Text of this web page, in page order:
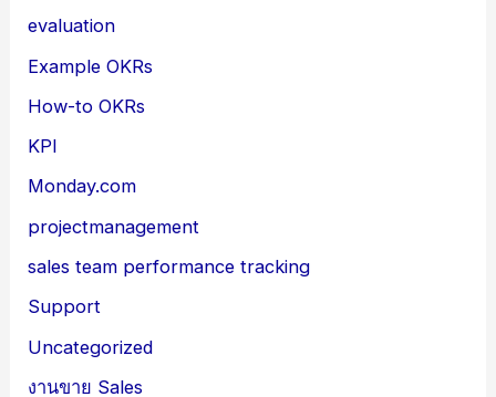
evaluation
Example OKRs
How-to OKRs
KPI
Monday.com
projectmanagement
sales team performance tracking
Support
Uncategorized
งานขาย Sales